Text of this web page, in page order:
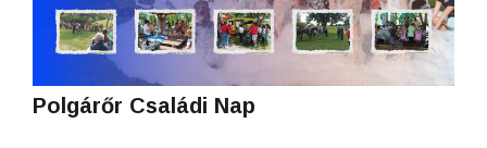
Polgárőr Családi Nap